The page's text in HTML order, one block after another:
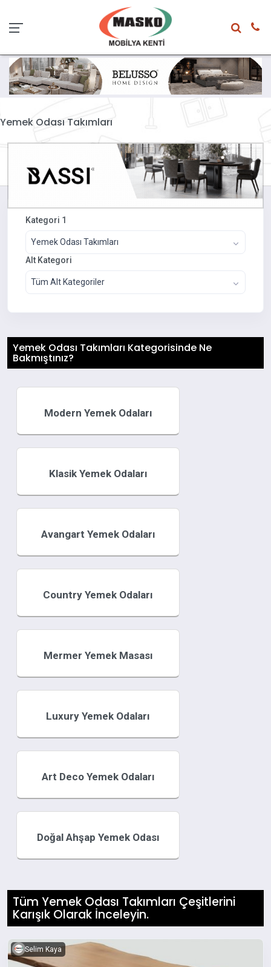
Yemek Odası Takımları
Kategori 1
Yemek Odası Takımları
Alt Kategori
Tüm Alt Kategoriler
Yemek Odası Takımları Kategorisinde Ne
Bakmıştınız?
Modern Yemek Odaları
Klasik Yemek Odaları
Avangart Yemek Odaları
Country Yemek Odaları
Mermer Yemek Masası
Luxury Yemek Odaları
Art Deco Yemek Odaları
Doğal Ahşap Yemek Odası
Tüm Yemek Odası Takımları Çeşitlerini
Karışık Olarak İnceleyin.
Selim Kaya